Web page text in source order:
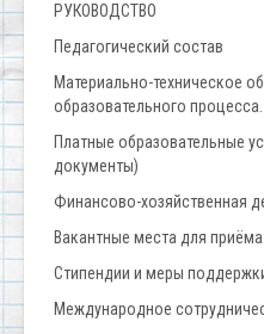
РУКОВОДСТВО
Педагогический состав
Материально-техническое
образовательного
Платные образовательные
документы)
Финансово-хозяйственная
Вакантные места для
Стипендии и меры
Международное